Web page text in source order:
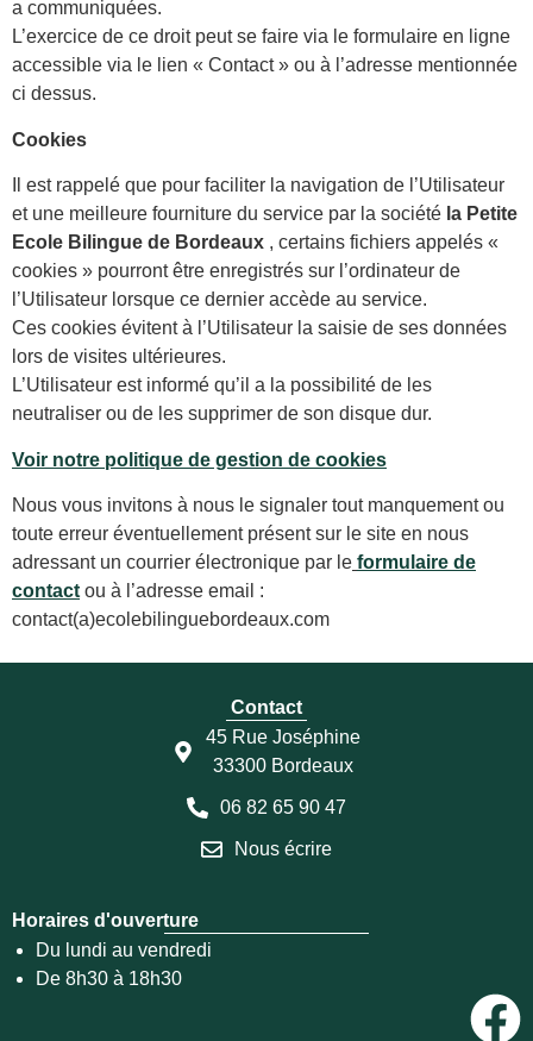
a communiquées.
L’exercice de ce droit peut se faire via le formulaire en ligne
accessible via le lien « Contact » ou à l’adresse mentionnée
ci dessus.
Cookies
Il est rappelé que pour faciliter la navigation de l’Utilisateur
et une meilleure fourniture du service par la société la Petite
Ecole Bilingue de Bordeaux , certains fichiers appelés «
cookies » pourront être enregistrés sur l’ordinateur de
l’Utilisateur lorsque ce dernier accède au service.
Ces cookies évitent à l’Utilisateur la saisie de ses données
lors de visites ultérieures.
L’Utilisateur est informé qu’il a la possibilité de les
neutraliser ou de les supprimer de son disque dur.
Voir notre politique de gestion de cookies
Nous vous invitons à nous le signaler tout manquement ou
toute erreur éventuellement présent sur le site en nous
adressant un courrier électronique par le formulaire de
contact ou à l’adresse email :
contact(a)ecolebilinguebordeaux.com
Contact
45 Rue Joséphine
33300 Bordeaux
06 82 65 90 47
Nous écrire
Horaires d'ouverture
Du lundi au vendredi
De 8h30 à 18h30